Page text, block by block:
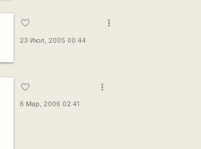
favorite_border
23 Июл, 2005 00:44
more_vert
favorite_border
6 Мар, 2006 02:41
more_vert